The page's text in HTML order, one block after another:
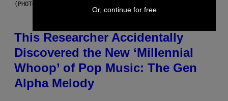
(PHOTO BY TAYLOR HILL/GETTY IMAGES)
This Researcher Accidentally
Discovered the New ‘Millennial
Whoop’ of Pop Music: The Gen
Alpha Melody
Or, continue for free